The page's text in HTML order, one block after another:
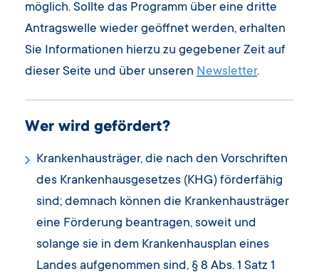
möglich. Sollte das Programm über eine dritte
Antragswelle wieder geöffnet werden, erhalten
Sie Informationen hierzu zu gegebener Zeit auf
dieser Seite und über unseren Newsletter.
Wer wird gefördert?
Krankenhausträger, die nach den Vorschriften
des Krankenhausgesetzes (KHG) förderfähig
sind; demnach können die Krankenhausträger
eine Förderung beantragen, soweit und
solange sie in dem Krankenhausplan eines
Landes aufgenommen sind, § 8 Abs. 1 Satz 1